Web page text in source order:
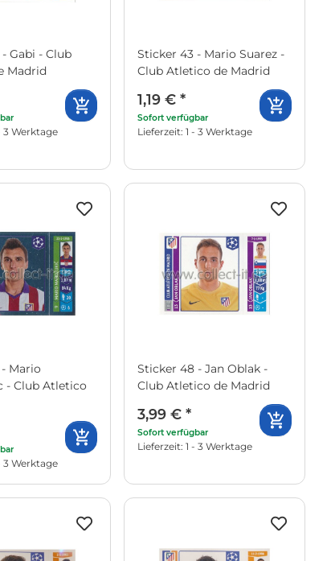
Gabi - Club
Madrid
3 Werktage
Sticker 43 - Mario Suarez -
Club Atletico de Madrid
1,19 € *
Sofort verfügbar
Lieferzeit: 1 - 3 Werktage
Mario
- Club Atletico
3 Werktage
Sticker 48 - Jan Oblak -
Club Atletico de Madrid
3,99 € *
Sofort verfügbar
Lieferzeit: 1 - 3 Werktage